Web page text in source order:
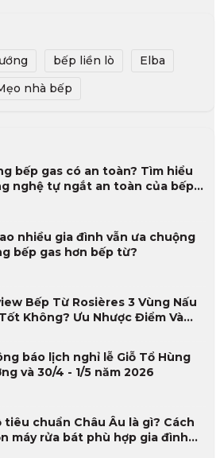
bếp liền lò
Elba
nhà bếp
bếp gas có an toàn? Tìm hiểu
nghệ tự ngắt an toàn của bếp
nhiều gia đình vẫn ưa chuộng
bếp gas hơn bếp từ?
Bếp Từ Rosières 3 Vùng Nấu
Không? Ưu Nhược Điểm Và
báo lịch nghỉ lễ Giỗ Tổ Hùng
và 30/4 - 1/5 năm 2026
tiêu chuẩn Châu Âu là gì? Cách
máy rửa bát phù hợp gia đình